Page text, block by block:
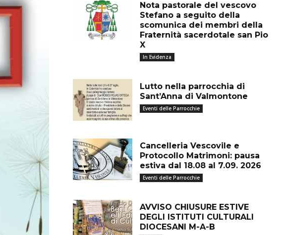
Nota pastorale del vescovo
Stefano a seguito della
scomunica dei membri della
Fraternità sacerdotale san Pio
X
In Evidenza
Lutto nella parrocchia di
Sant’Anna di Valmontone
Eventi delle Parrocchie
Cancelleria Vescovile e
Protocollo Matrimoni: pausa
estiva dal 18.08 al 7.09. 2026
Eventi delle Parrocchie
AVVISO CHIUSURE ESTIVE
DEGLI ISTITUTI CULTURALI
DIOCESANI M-A-B